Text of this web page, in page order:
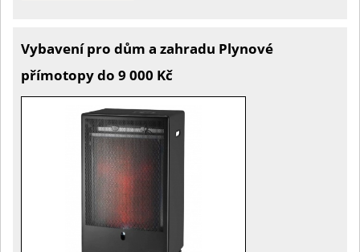
Vybavení pro dům a zahradu Plynové
přímotopy do 9 000 Kč